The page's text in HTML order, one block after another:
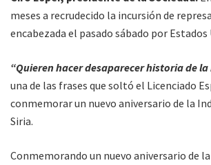
meses a recrudecido la incursión de
encabezada el pasado sábado por Estados
“Quieren hacer desaparecer historia de
una de las frases que soltó el Licenciado
conmemorar un nuevo aniversario de la
Siria.
Conmemorando un nuevo aniversario de